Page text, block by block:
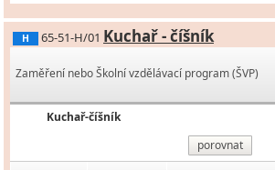
H 65-51-H/01 Kuchař - číšník
Zaměření nebo Školní vzdělávací program (ŠVP)
Kuchař-číšník
porovnat